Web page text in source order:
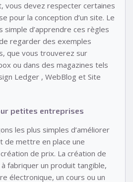
vous devez respecter certaines
pour la conception d’un site. Le
simple d’apprendre ces règles
regarder des exemples
que vous trouverez sur
ou dans des magazines tels
Ledger , WebBlog et Site
petites entreprises
les plus simples d’améliorer
de mettre en place une
de prix. La création de
fabriquer un produit tangible,
électronique, un cours ou un